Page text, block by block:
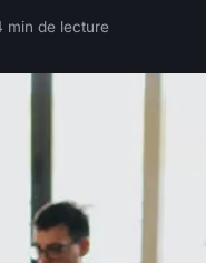
min de lecture